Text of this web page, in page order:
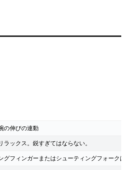
の伸びの連動
ラックス。鋭すぎてはならない。
グフィンガーまたはシューティングフォーク